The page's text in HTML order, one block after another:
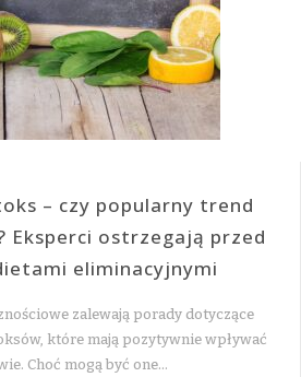
– czy popularny trend
Eksperci ostrzegają przed
eliminacyjnymi
zalewają porady dotyczące
które mają pozytywnie wpływać
Choć mogą być one…